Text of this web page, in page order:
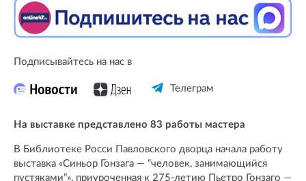
Подписывайтесь на нас в
Телеграм
На выставке представлено 83 работы мастера
В Библиотеке Росси Павловского дворца начала работу
выставка «Синьор Гонзага — “человек, занимающийся
пустяками”», приуроченная к 275-летию Пьетро Гонзаго —